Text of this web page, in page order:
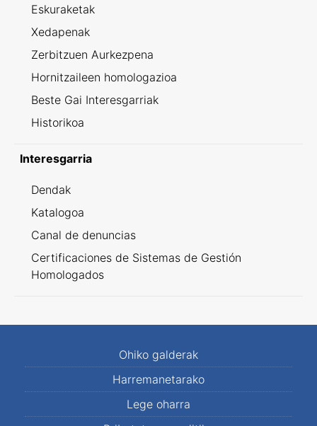
Eskuraketak
Xedapenak
Zerbitzuen Aurkezpena
Hornitzaileen homologazioa
Beste Gai Interesgarriak
Historikoa
Interesgarria
Dendak
Katalogoa
Canal de denuncias
Certificaciones de Sistemas de Gestión
Homologados
Ohiko galderak
Harremanetarako
Lege oharra